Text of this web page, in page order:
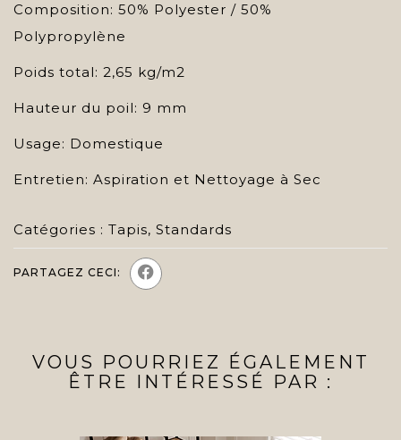
Composition: 50% Polyester / 50%
Polypropylène
Poids total: 2,65 kg/m2
Hauteur du poil: 9 mm
Usage: Domestique
Entretien: Aspiration et Nettoyage à Sec
Catégories : Tapis, Standards
PARTAGEZ CECI:
VOUS POURRIEZ ÉGALEMENT
ÊTRE INTÉRESSÉ PAR :